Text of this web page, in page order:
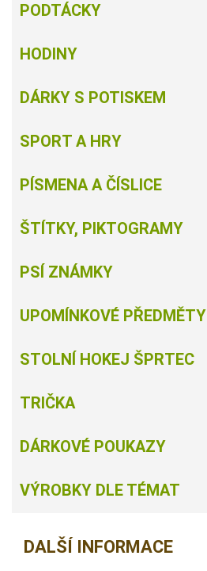
PODTÁCKY
HODINY
DÁRKY S POTISKEM
SPORT A HRY
PÍSMENA A ČÍSLICE
ŠTÍTKY, PIKTOGRAMY
PSÍ ZNÁMKY
UPOMÍNKOVÉ PŘEDMĚTY
STOLNÍ HOKEJ ŠPRTEC
TRIČKA
DÁRKOVÉ POUKAZY
VÝROBKY DLE TÉMAT
DALŠÍ INFORMACE